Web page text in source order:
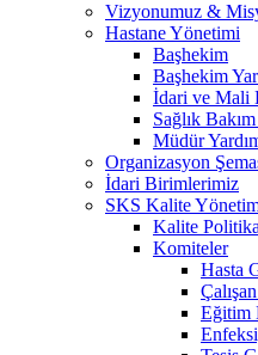
Vizyonumuz &
Hastane Yönetimi
Başhekim
Başhekim
İdari ve Mali
Sağlık
Müdür
Organizasyon
İdari Birimlerimiz
SKS Kalite
Kalite
Komiteler
Hasta
Eğitim